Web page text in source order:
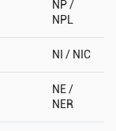
NP /
NPL
NI / NIC
NE /
NER